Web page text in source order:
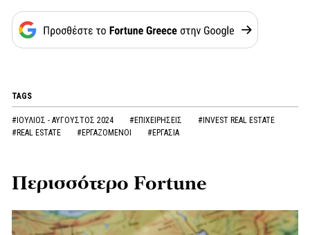
TAGS
#ΙΟΥΛΙΟΣ - ΑΥΓΟΥΣΤΟΣ 2024 #ΕΠΙΧΕΙΡΗΣΕΙΣ
#INVEST REAL ESTATE
#REAL ESTATE
#ΕΡΓΑΖΟΜΕΝΟΙ #ΕΡΓΑΣΙΑ
Περισσότερο Fortune